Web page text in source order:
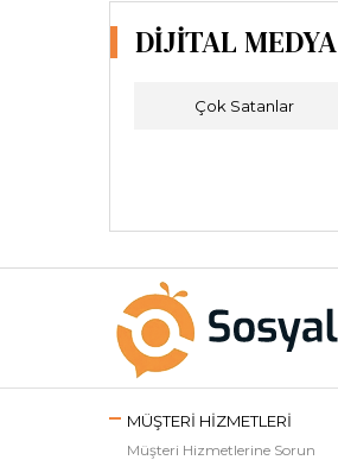
DİJİTAL MEDYA
Çok Satanlar
MÜŞTERİ HİZMETLERİ
Müşteri Hizmetlerine Sorun